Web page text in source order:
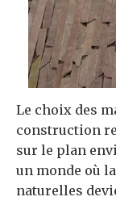
Le choix des
construction
sur le plan
un monde où
naturelles